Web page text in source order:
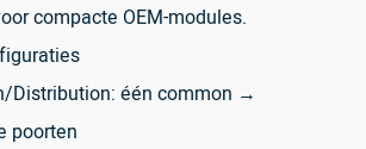
compacte OEM-modules.
Distribution: één common →
poorten